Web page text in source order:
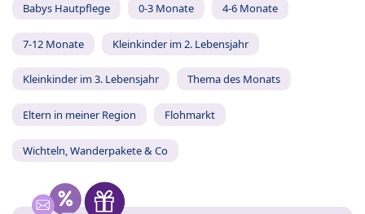
Babys Hautpflege 0-3 Monate 4-6 Monate
7-12 Monate Kleinkinder im 2. Lebensjahr
Kleinkinder im 3. Lebensjahr Thema des Monats
Eltern in meiner Region Flohmarkt
Wichteln, Wanderpakete & Co